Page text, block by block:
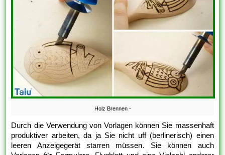
Holz Brennen -
Durch die Verwendung von Vorlagen können Sie massenhaft
produktiver arbeiten, da ja Sie nicht uff (berlinerisch) einen
leeren Anzeigegerät starren müssen. Sie können auch